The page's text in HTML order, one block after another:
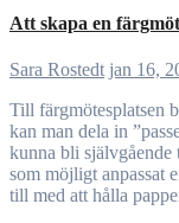
Att skapa en
Sara Rostedt jan 16,
Till färgmötesplatsen behöver du: Jag vill måla! När man ska måla
kan man dela in
kunna bli självgående
som möjligt anpassat
till med att hålla